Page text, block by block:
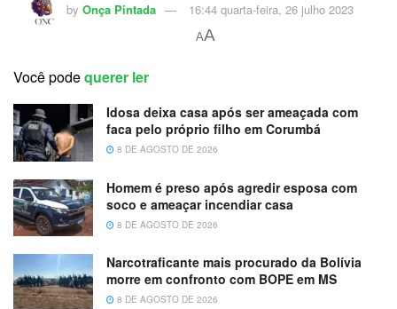
by Onça Pintada 16:44 quarta-feira, 26 julho 2023
AA
Você podequerer ler
Idosa deixa casa após ser ameaçada com
faca pelo próprio filho em Corumbá
8 DE AGOSTO DE 2026
Homem é preso após agredir esposa com
soco e ameaçar incendiar casa
8 DE AGOSTO DE 2026
Narcotraficante mais procurado da Bolívia
morre em confronto com BOPE em MS
8 DE AGOSTO DE 2026